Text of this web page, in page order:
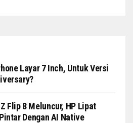
Layar 7 Inch, Untuk Versi
Flip 8 Meluncur, HP Lipat
Dengan AI Native